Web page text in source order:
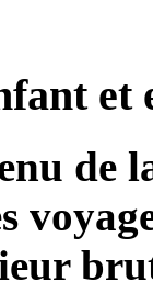
et
de